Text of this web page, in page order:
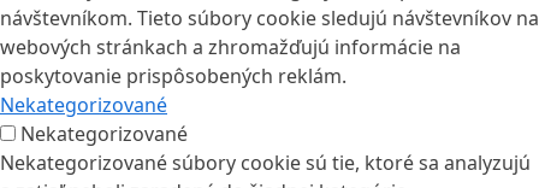
návštevníkom. Tieto súbory cookie sledujú návštevníkov na
webových stránkach a zhromažďujú informácie na
poskytovanie prispôsobených reklám.
Nekategorizované
Nekategorizované
Nekategorizované súbory cookie sú tie, ktoré sa analyzujú